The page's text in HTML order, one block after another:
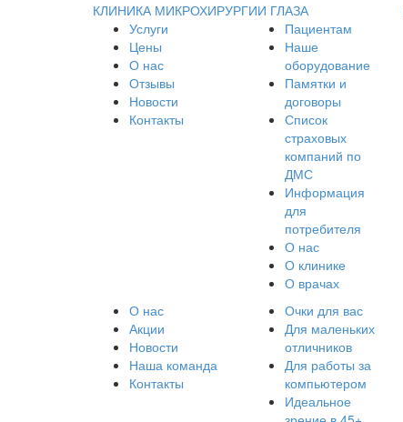
КЛИНИКА МИКРОХИРУРГИИ ГЛАЗА
Услуги
Цены
О нас
Отзывы
Новости
Контакты
Пациентам
Наше
оборудование
Памятки и
договоры
Список
страховых
компаний по
ДМС
Информация
для
потребителя
О нас
О клинике
О врачах
О нас
Акции
Новости
Наша команда
Контакты
Очки для вас
Для маленьких
отличников
Для работы за
компьютером
Идеальное